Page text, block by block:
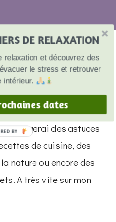
blog Tania Naturo
partagerai des astuces
de cuisine, des
nature ou encore des
A très vite sur mon
DE RELAXATION
relaxation et découvrez des
le stress et retrouver
intérieur.
dates
BY